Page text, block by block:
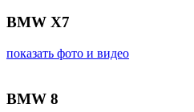
BMW X7
показать фото и видео
BMW 8